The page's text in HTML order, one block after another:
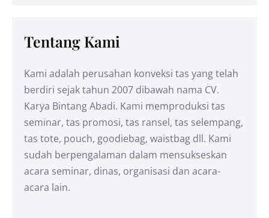
Tentang Kami
Kami adalah perusahan konveksi tas yang telah
berdiri sejak tahun 2007 dibawah nama CV.
Karya Bintang Abadi. Kami memproduksi tas
seminar, tas promosi, tas ransel, tas selempang,
tas tote, pouch, goodiebag, waistbag dll. Kami
sudah berpengalaman dalam mensukseskan
acara seminar, dinas, organisasi dan acara-
acara lain.